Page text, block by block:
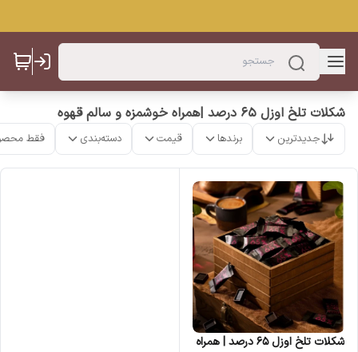
شکلات تلخ اوزل ۶۵ درصد |همراه خوشمزه و سالم قهوه
جدیدترین برندها قیمت دسته‌بندی فقط
شکلات تلخ اوزل ۶۵ درصد | همراه